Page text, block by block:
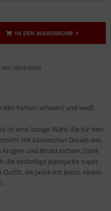
IN DEN WARENKORB
den Farben schwarz und weiß.
ist eine lässige Wahl, die für den
mit klassischen Details wie
und Brusttaschen. Dank
einfarbige Jeansjacke super
die Jacke mit Jeans, einem